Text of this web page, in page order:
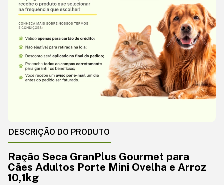
DESCRIÇÃO DO PRODUTO
Ração Seca GranPlus Gourmet para
Cães Adultos Porte Mini Ovelha e Arroz
10,1kg